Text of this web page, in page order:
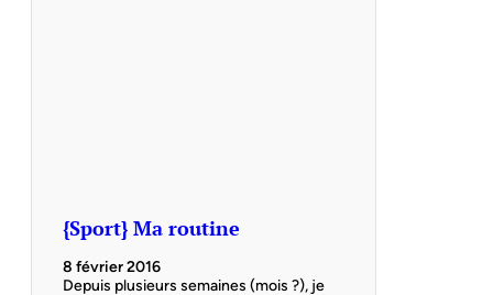
{Sport} Ma routine
8 février 2016
Depuis plusieurs semaines (mois ?), je